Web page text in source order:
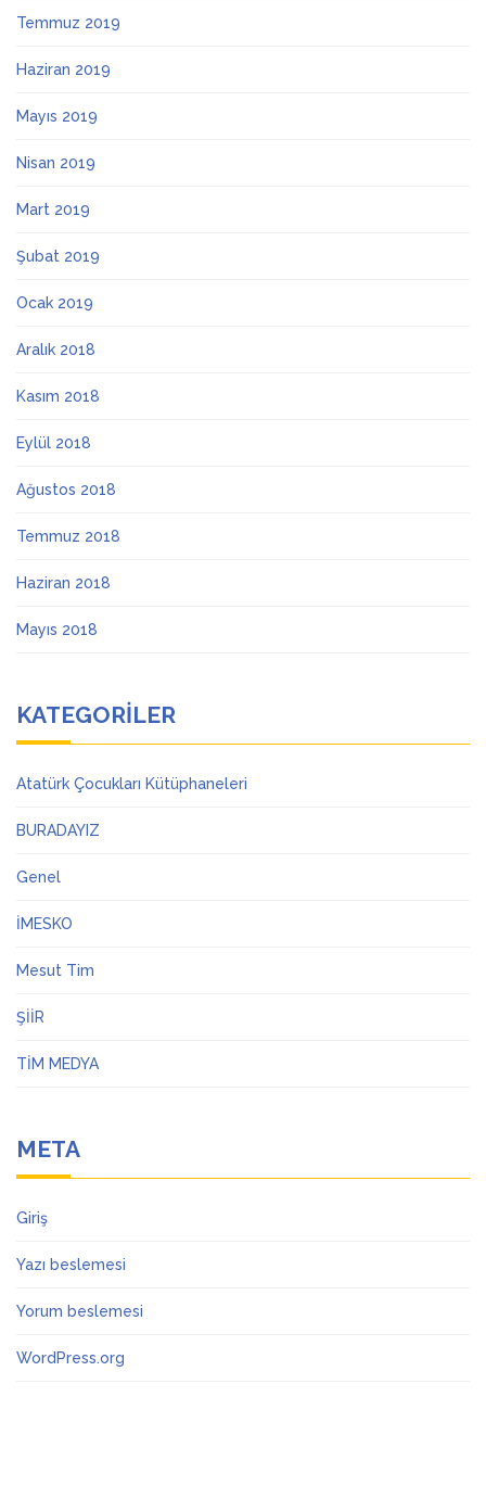
Temmuz 2019
Haziran 2019
Mayıs 2019
Nisan 2019
Mart 2019
Şubat 2019
Ocak 2019
Aralık 2018
Kasım 2018
Eylül 2018
Ağustos 2018
Temmuz 2018
Haziran 2018
Mayıs 2018
KATEGORILER
Atatürk Çocukları Kütüphaneleri
BURADAYIZ
Genel
İMESKO
Mesut Tim
ŞİİR
TİM MEDYA
META
Giriş
Yazı beslemesi
Yorum beslemesi
WordPress.org